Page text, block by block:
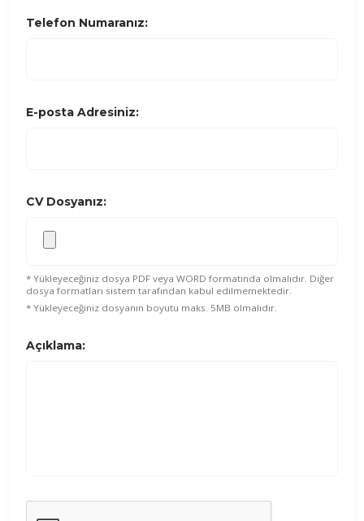
Telefon Numaranız:
E-posta Adresiniz:
CV Dosyanız:
* Yükleyeceğiniz dosya PDF veya WORD formatında olmalıdır. Diğer
dosya formatları sistem tarafından kabul edilmemektedir.
* Yükleyeceğiniz dosyanın boyutu maks. 5MB olmalıdır.
Açıklama: